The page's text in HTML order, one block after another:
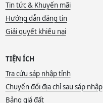
Tin tức & Khuyến mãi
Hướng dẫn đăng tin
Giải quyết khiếu nại
TIỆN ÍCH
Tra cứu sáp nhập tỉnh
Chuyển đổi địa chỉ sau sáp nhập
Bảng giá đất